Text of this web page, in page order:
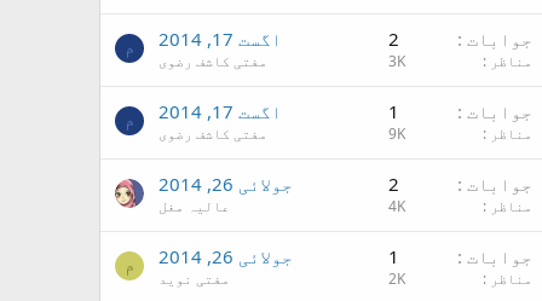
جوابات 2
مناظر 3K
اگست 17, 2014
مفتی کاشف رضوی
م
جوابات 1
مناظر 9K
اگست 17, 2014
مفتی کاشف رضوی
م
جوابات 2
مناظر 4K
جولائی 26, 2014
عالیہ مغل
جوابات 1
مناظر 2K
جولائی 26, 2014
مفتی نوید
م